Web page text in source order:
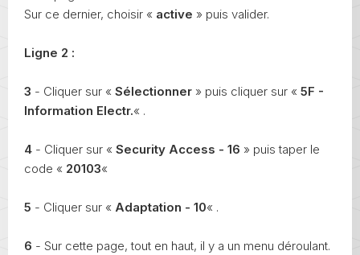
Sur ce dernier, choisir « active » puis valider.
Ligne 2 :
3 - Cliquer sur « Sélectionner » puis cliquer sur « 5F -
Information Electr.« .
4 - Cliquer sur « Security Access - 16 » puis taper le
code « 20103«
5 - Cliquer sur « Adaptation - 10« .
6 - Sur cette page, tout en haut, il y a un menu déroulant.